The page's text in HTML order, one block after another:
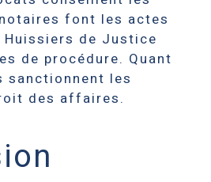
font les actes
de Justice
de procédure. Quant
sanctionnent les
des affaires.